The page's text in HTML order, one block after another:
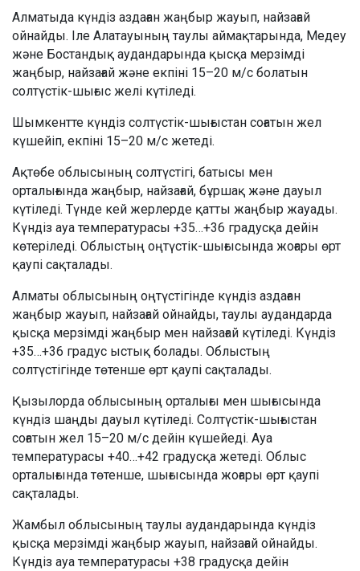
Алматыда күндіз аздаған жаңбыр жауып, найзағай
ойнайды. Іле Алатауының таулы аймақтарында, Медеу
және Бостандық аудандарында қысқа мерзімді
жаңбыр, найзағай және екпіні 15–20 м/с болатын
солтүстік-шығыс желі күтіледі.
Шымкентте күндіз солтүстік-шығыстан соғатын жел
күшейіп, екпіні 15–20 м/с жетеді.
Ақтөбе облысының солтүстігі, батысы мен
орталығында жаңбыр, найзағай, бұршақ және дауыл
күтіледі. Түнде кей жерлерде қатты жаңбыр жауады.
Күндіз ауа температурасы +35…+36 градусқа дейін
көтеріледі. Облыстың оңтүстік-шығысында жоғары өрт
қаупі сақталады.
Алматы облысының оңтүстігінде күндіз аздаған
жаңбыр жауып, найзағай ойнайды, таулы аудандарда
қысқа мерзімді жаңбыр мен найзағай күтіледі. Күндіз
+35…+36 градус ыстық болады. Облыстың
солтүстігінде төтенше өрт қаупі сақталады.
Қызылорда облысының орталығы мен шығысында
күндіз шаңды дауыл күтіледі. Солтүстік-шығыстан
соғатын жел 15–20 м/с дейін күшейеді. Ауа
температурасы +40…+42 градусқа жетеді. Облыс
орталығында төтенше, шығысында жоғары өрт қаупі
сақталады.
Жамбыл облысының таулы аудандарында күндіз
қысқа мерзімді жаңбыр жауып, найзағай ойнайды.
Күндіз ауа температурасы +38 градусқа дейін